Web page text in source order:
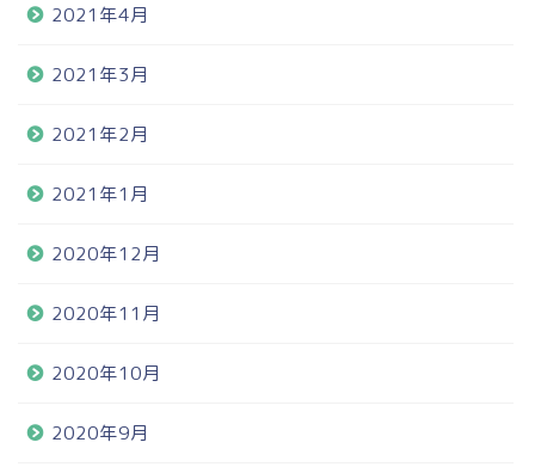
2021年4月
2021年3月
2021年2月
2021年1月
2020年12月
2020年11月
2020年10月
2020年9月